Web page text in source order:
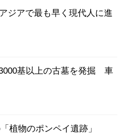
ジアで最も早く現代人に進
基以上の古墓を発掘 車
植物のポンペイ遺跡」